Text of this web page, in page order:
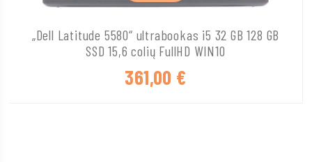
„Dell Latitude 5580“ ultrabookas i5 32 GB 128 GB
SSD 15,6 colių FullHD WIN10
361,00 €